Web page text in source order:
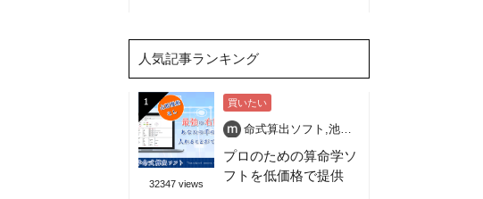
人気記事ランキング
32347 views
買いたい
命式算出ソフト 池袋
プロのための算命学ソ
フトを低価格で提供